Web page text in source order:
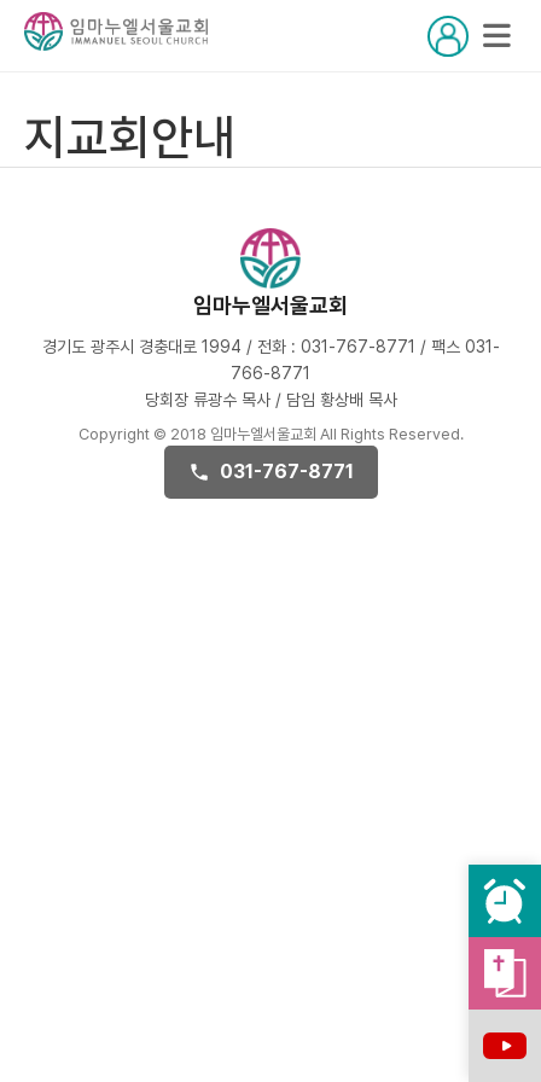
지교회안내
임마누엘서울교회
경기도 광주시 경충대로 1994 / 전화 : 031-767-8771 / 팩스 031-
766-8771
당회장 류광수 목사 / 담임 황상배 목사
Copyright © 2018 임마누엘서울교회 All Rights Reserved.
031-767-8771